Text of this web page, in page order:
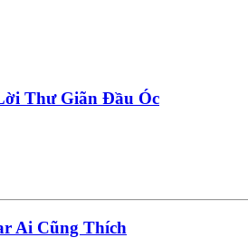
Thư Giãn Đầu Óc